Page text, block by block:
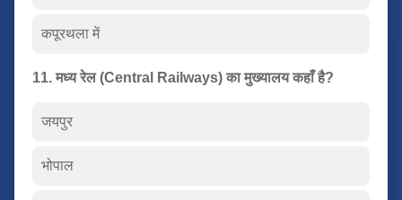
कपूरथला में
11. मध्य रेल (Central Railways) का मुख्यालय कहाँ है?
जयपुर
भोपाल